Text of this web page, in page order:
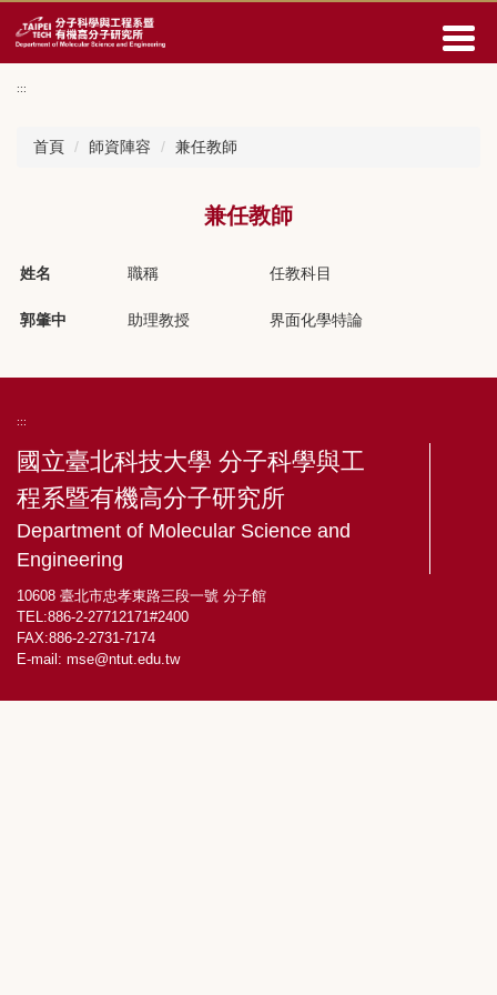
主
要
內
:::
首頁 師資陣容 兼任教師
兼任教師
姓名 職稱 任教科目
郭肇中 助理教授 界面化學特論
:::
國立臺北科技大學 分子科學與工
程系暨有機高分子研究所
Department of Molecular Science and
Engineering
10608 臺北市忠孝東路三段一號 分子館
TEL:886-2-27712171#2400
FAX:886-2-2731-7174
E-mail: mse@ntut.edu.tw